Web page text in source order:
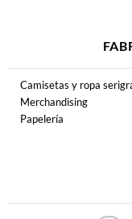
Camisetas y ropa
Merchandising
Papelería